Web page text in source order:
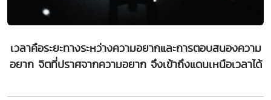
เวลาคือระยะทางระหว่างความอยากและการตอบสนองความ
อยาก จิตที่ปราศจากความอยาก จึงเข้าถึงแดนเหนือเวลาได้